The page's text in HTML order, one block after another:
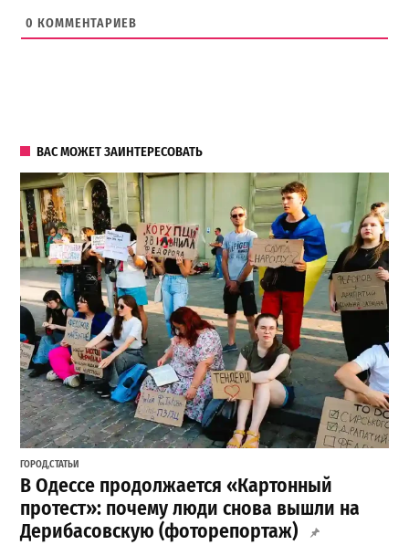
0 КОММЕНТАРИЕВ
ВАС МОЖЕТ ЗАИНТЕРЕСОВАТЬ
ГОРОД,СТАТЬИ
В Одессе продолжается «Картонный
протест»: почему люди снова вышли на
Дерибасовскую (фоторепортаж)